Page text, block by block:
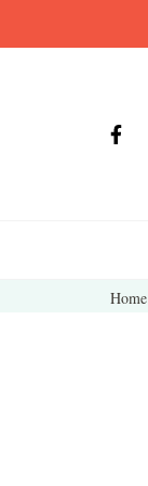
Home